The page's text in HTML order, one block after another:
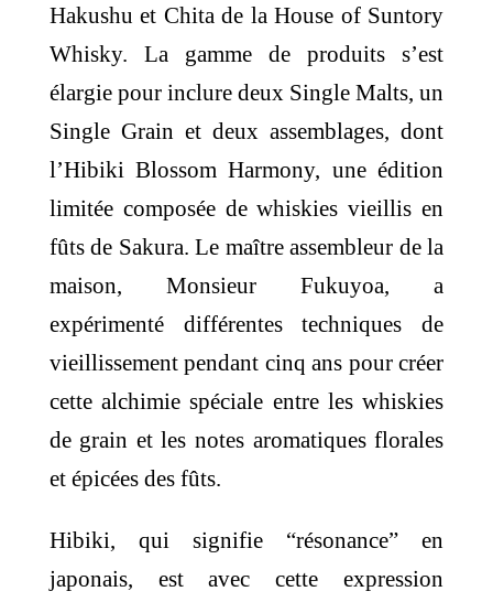
Hakushu et Chita de la House of Suntory
Whisky. La gamme de produits s’est
élargie pour inclure deux Single Malts, un
Single Grain et deux assemblages, dont
l’Hibiki Blossom Harmony, une édition
limitée composée de whiskies vieillis en
fûts de Sakura. Le maître assembleur de la
maison, Monsieur Fukuyoa, a
expérimenté différentes techniques de
vieillissement pendant cinq ans pour créer
cette alchimie spéciale entre les whiskies
de grain et les notes aromatiques florales
et épicées des fûts.
Hibiki, qui signifie “résonance” en
japonais, est avec cette expression